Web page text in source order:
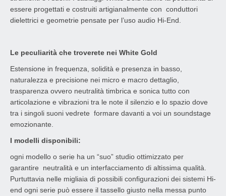
essere progettati e costruiti artigianalmente con conduttori
dielettrici e geometrie pensate per l’uso audio Hi-End.
Le peculiarità che troverete nei White Gold
Estensione in frequenza, solidità e presenza in basso,
naturalezza e precisione nei micro e macro dettaglio,
trasparenza ovvero neutralità timbrica e sonica tutto con
articolazione e vibrazioni tra le note il silenzio e lo spazio dove
tra i singoli suoni vedrete formare davanti a voi un soundstage
emozionante.
I modelli disponibili:
ogni modello o serie ha un “suo” studio ottimizzato per
garantire neutralità e un interfacciamento di altissima qualità.
Purtuttavia nelle migliaia di possibili configurazioni dei sistemi Hi-
end ogni serie può essere il tassello giusto nella messa punto